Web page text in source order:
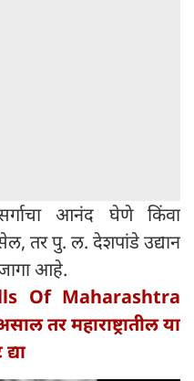
आनंद घेणे किंवा
तर पु. ल. देशपांडे उद्यान
जागा आहे.
Of Maharashtra
तर महाराष्ट्रातील या